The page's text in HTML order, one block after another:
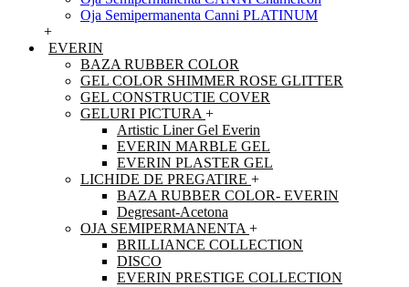
Oja Semipermanenta Canni PLATINUM
+
EVERIN
BAZA RUBBER COLOR
GEL COLOR SHIMMER ROSE GLITTER
GEL CONSTRUCTIE COVER
GELURI PICTURA +
Artistic Liner Gel Everin
EVERIN MARBLE GEL
EVERIN PLASTER GEL
LICHIDE DE PREGATIRE +
BAZA RUBBER COLOR- EVERIN
Degresant-Acetona
OJA SEMIPERMANENTA +
BRILLIANCE COLLECTION
DISCO
EVERIN PRESTIGE COLLECTION